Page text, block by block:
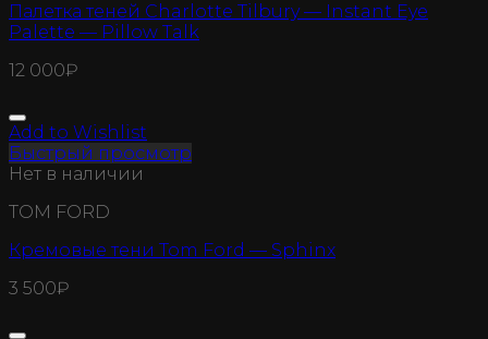
Палетка теней Charlotte Tilbury — Instant Eye
Palette — Pillow Talk
12 000₽
Add to Wishlist
Быстрый просмотр
Нет в наличии
TOM FORD
Кремовые тени Tom Ford — Sphinx
3 500₽